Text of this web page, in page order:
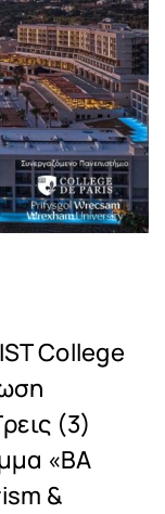
College
(3)
«BA
&